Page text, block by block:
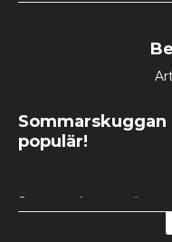
populär!
Sommarskuggan är en
barnkaraktärer sedan
Sommarskuggan har